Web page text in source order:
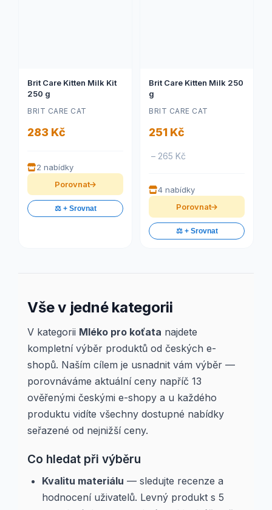
Brit Care Kitten Milk Kit
250 g
BRIT CARE CAT
283 Kč
2 nabídky
Porovnat
⚖️ + Srovnat
Brit Care Kitten Milk 250
g
BRIT CARE CAT
251 Kč
– 265 Kč
4 nabídky
Porovnat
⚖️ + Srovnat
Vše v jedné kategorii
V kategorii Mléko pro koťata najdete
kompletní výběr produktů od českých e-
shopů. Naším cílem je usnadnit vám výběr —
porovnáváme aktuální ceny napříč 13
ověřenými českými e-shopy a u každého
produktu vidíte všechny dostupné nabídky
seřazené od nejnižší ceny.
Co hledat při výběru
Kvalitu materiálu — sledujte recenze a
hodnocení uživatelů. Levný produkt s 5